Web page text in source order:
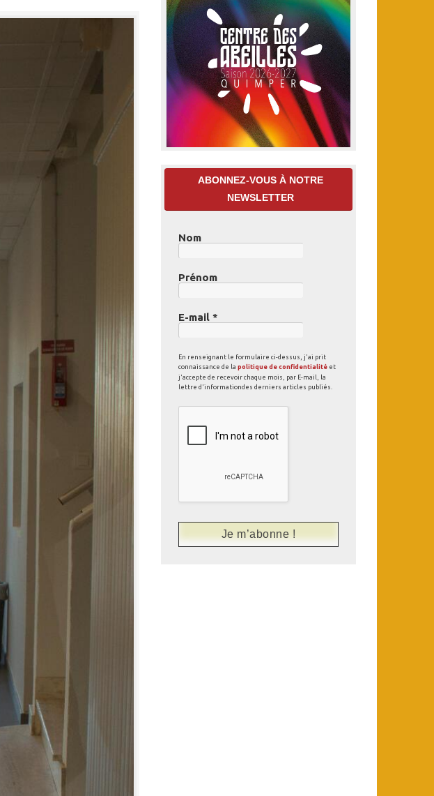
ABONNEZ-VOUS À NOTRE
NEWSLETTER
Nom
Prénom
E-mail *
En renseignant le formulaire ci-dessus, j'ai prit
connaissance de la politique de confidentialité et
j'accepte de recevoir chaque mois, par E-mail, la
lettre d'informationdes derniers articles publiés.